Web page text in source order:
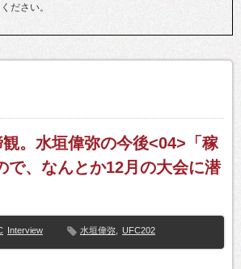
ださい。
観。水垣偉弥の今後<04>「稼
で、なんとか12月の大会に潜
Interview 水垣偉弥 UFC202